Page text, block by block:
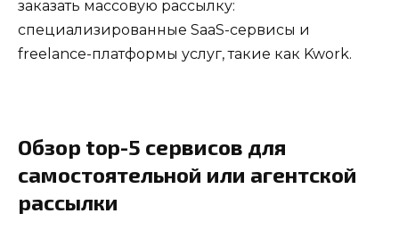
заказать массовую рассылку:
специализированные SaaS-сервисы и
freelance-платформы услуг, такие как Kwork.
Обзор top-5 сервисов для
самостоятельной или агентской
рассылки